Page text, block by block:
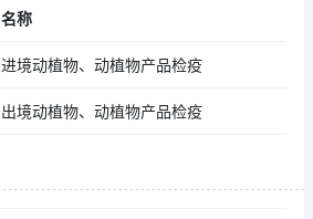
名称
进境动植物、动植物产品检疫
出境动植物、动植物产品检疫